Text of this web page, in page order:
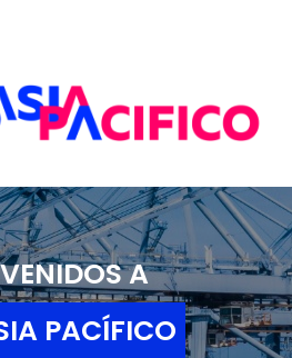
A
PACÍFICO